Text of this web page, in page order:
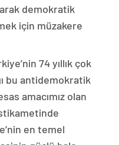
demokratik
için müzakere
74 yıllık çok
bu antidemokratik
amacımız olan
en temel